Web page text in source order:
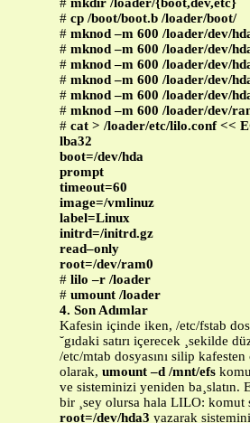
# mkdir /loader/{boot,dev,etc}
# cp /boot/boot.b /loader/boot/
# mknod –m 600 /loader/dev/
# mknod –m 600 /loader/dev/
# mknod –m 600 /loader/dev/
# mknod –m 600 /loader/dev/
# mknod –m 600 /loader/dev/
# mknod –m 600 /loader/dev/
# cat > /loader/etc/lilo.conf <<
lba32
boot=/dev/hda
prompt
timeout=60
image=/vmlinuz
label=Linux
initrd=/initrd.gz
read–only
root=/dev/ram0
# lilo –r /loader
# umount /loader
4. Son Adımlar
Kafesin içinde iken, /etc/fstab
˘gıdaki satırı içerecek ¸sekilde
/etc/mtab dosyasını silip kafesten
olarak, umount –d /mnt/efs
ve sisteminizi yeniden ba¸slatın.
bir ¸sey olursa hala LILO: komut
root=/dev/hda3 yazarak